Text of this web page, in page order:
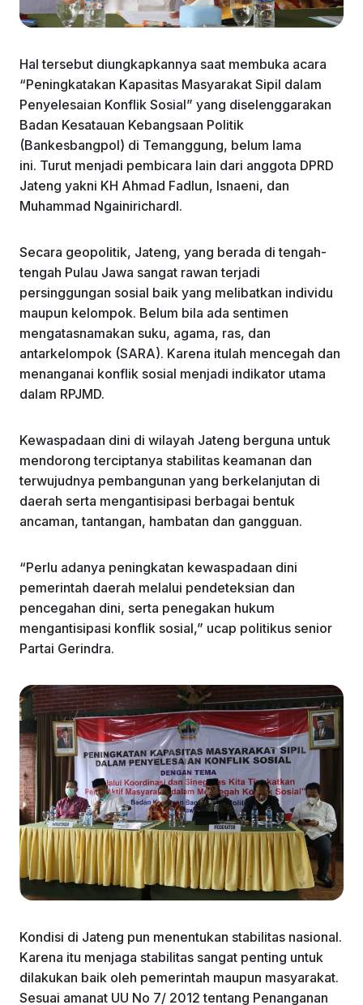
Hal tersebut diungkapkannya saat membuka acara
“Peningkatakan Kapasitas Masyarakat Sipil dalam
Penyelesaian Konflik Sosial” yang diselenggarakan
Badan Kesatauan Kebangsaan Politik
(Bankesbangpol) di Temanggung, belum lama
ini. Turut menjadi pembicara lain dari anggota DPRD
Jateng yakni KH Ahmad Fadlun, Isnaeni, dan
Muhammad Ngainirichardl.
Secara geopolitik, Jateng, yang berada di tengah-
tengah Pulau Jawa sangat rawan terjadi
persinggungan sosial baik yang melibatkan individu
maupun kelompok. Belum bila ada sentimen
mengatasnamakan suku, agama, ras, dan
antarkelompok (SARA). Karena itulah mencegah dan
menanganai konflik sosial menjadi indikator utama
dalam RPJMD.
Kewaspadaan dini di wilayah Jateng berguna untuk
mendorong terciptanya stabilitas keamanan dan
terwujudnya pembangunan yang berkelanjutan di
daerah serta mengantisipasi berbagai bentuk
ancaman, tantangan, hambatan dan gangguan.
“Perlu adanya peningkatan kewaspadaan dini
pemerintah daerah melalui pendeteksian dan
pencegahan dini, serta penegakan hukum
mengantisipasi konflik sosial,” ucap politikus senior
Partai Gerindra.
Kondisi di Jateng pun menentukan stabilitas nasional.
Karena itu menjaga stabilitas sangat penting untuk
dilakukan baik oleh pemerintah maupun masyarakat.
Sesuai amanat UU No 7/ 2012 tentang Penanganan